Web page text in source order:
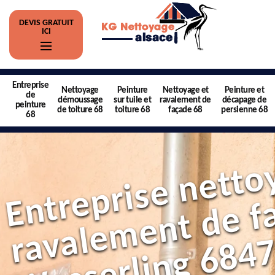
DEVIS GRATUIT
ICI
Entreprise
de
peinture
68
Nettoyage
démoussage
de toiture 68
Peinture
sur tuile et
toiture 68
Nettoyage et
ravalement de
façade 68
Peinture et
décapage de
persienne 68